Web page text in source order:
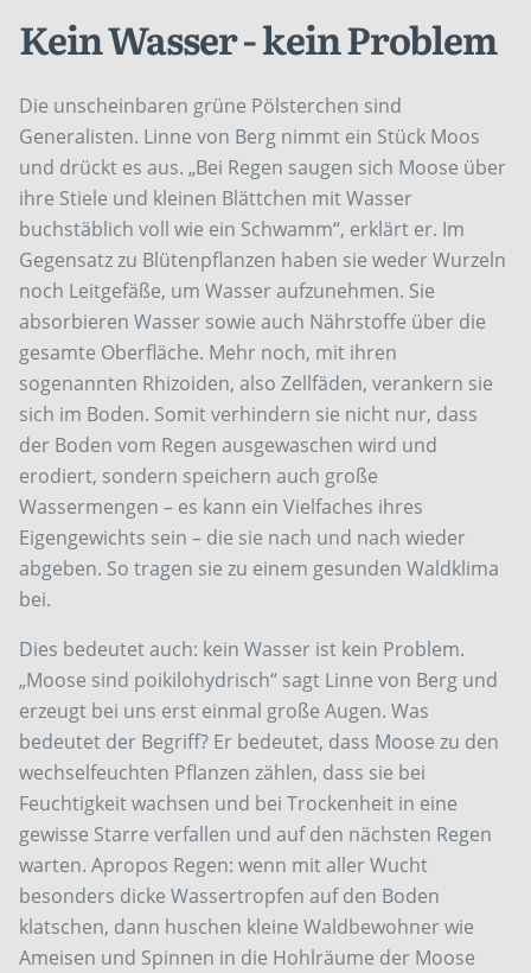
Kein Wasser - kein Problem
Die unscheinbaren grüne Pölsterchen sind
Generalisten. Linne von Berg nimmt ein Stück Moos
und drückt es aus. „Bei Regen saugen sich Moose über
ihre Stiele und kleinen Blättchen mit Wasser
buchstäblich voll wie ein Schwamm“, erklärt er. Im
Gegensatz zu Blütenpflanzen haben sie weder Wurzeln
noch Leitgefäße, um Wasser aufzunehmen. Sie
absorbieren Wasser sowie auch Nährstoffe über die
gesamte Oberfläche. Mehr noch, mit ihren
sogenannten Rhizoiden, also Zellfäden, verankern sie
sich im Boden. Somit verhindern sie nicht nur, dass
der Boden vom Regen ausgewaschen wird und
erodiert, sondern speichern auch große
Wassermengen – es kann ein Vielfaches ihres
Eigengewichts sein – die sie nach und nach wieder
abgeben. So tragen sie zu einem gesunden Waldklima
bei.
Dies bedeutet auch: kein Wasser ist kein Problem.
„Moose sind poikilohydrisch“ sagt Linne von Berg und
erzeugt bei uns erst einmal große Augen. Was
bedeutet der Begriff? Er bedeutet, dass Moose zu den
wechselfeuchten Pflanzen zählen, dass sie bei
Feuchtigkeit wachsen und bei Trockenheit in eine
gewisse Starre verfallen und auf den nächsten Regen
warten. Apropos Regen: wenn mit aller Wucht
besonders dicke Wassertropfen auf den Boden
klatschen, dann huschen kleine Waldbewohner wie
Ameisen und Spinnen in die Hohlräume der Moose